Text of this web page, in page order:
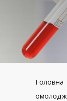
Головна